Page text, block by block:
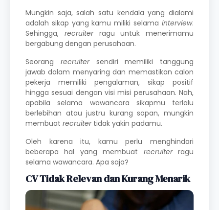
Mungkin saja, salah satu kendala yang dialami
adalah sikap yang kamu miliki selama interview.
Sehingga, recruiter ragu untuk menerimamu
bergabung dengan perusahaan.
Seorang recruiter sendiri memiliki tanggung
jawab dalam menyaring dan memastikan calon
pekerja memiliki pengalaman, sikap positif
hingga sesuai dengan visi misi perusahaan. Nah,
apabila selama wawancara sikapmu terlalu
berlebihan atau justru kurang sopan, mungkin
membuat recruiter tidak yakin padamu.
Oleh karena itu, kamu perlu menghindari
beberapa hal yang membuat recruiterragu
selama wawancara. Apa saja?
CV Tidak Relevan dan Kurang Menarik